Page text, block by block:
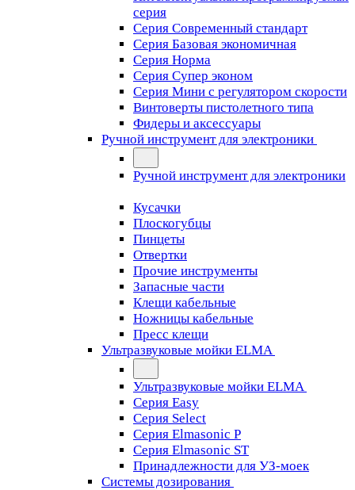
серия
Серия Современный стандарт
Серия Базовая экономичная
Серия Норма
Серия Cупер эконом
Серия Мини с регулятором скорости
Винтоверты пистолетного типа
Фидеры и аксессуары
Ручной инструмент для электроники
Ручной инструмент для электроники
Кусачки
Плоскогубцы
Пинцеты
Отвертки
Прочие инструменты
Запасные части
Клещи кабельные
Ножницы кабельные
Пресс клещи
Ультразвуковые мойки ELMA
Ультразвуковые мойки ELMA
Серия Easy
Серия Select
Серия Elmasonic P
Серия Elmasonic ST
Принадлежности для УЗ-моек
Системы дозирования